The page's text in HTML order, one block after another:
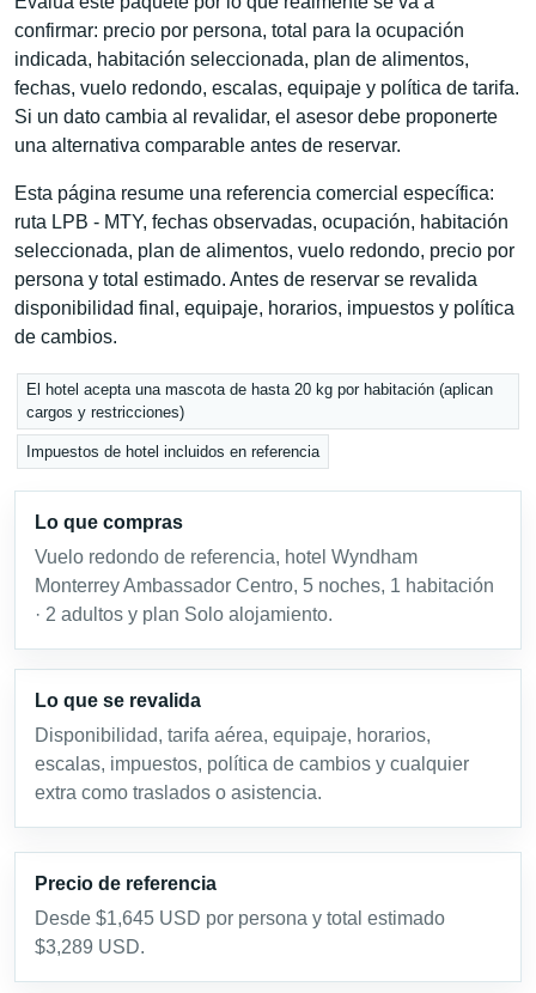
confirmar: precio por persona, total para la ocupación
indicada, habitación seleccionada, plan de alimentos,
fechas, vuelo redondo, escalas, equipaje y política de tarifa.
Si un dato cambia al revalidar, el asesor debe proponerte
una alternativa comparable antes de reservar.
Esta página resume una referencia comercial específica:
ruta LPB - MTY, fechas observadas, ocupación, habitación
seleccionada, plan de alimentos, vuelo redondo, precio por
persona y total estimado. Antes de reservar se revalida
disponibilidad final, equipaje, horarios, impuestos y política
de cambios.
El hotel acepta una mascota de hasta 20 kg por habitación (aplican
cargos y restricciones)
Impuestos de hotel incluidos en referencia
Lo que compras
Vuelo redondo de referencia, hotel Wyndham
Monterrey Ambassador Centro, 5 noches, 1 habitación
· 2 adultos y plan Solo alojamiento.
Lo que se revalida
Disponibilidad, tarifa aérea, equipaje, horarios,
escalas, impuestos, política de cambios y cualquier
extra como traslados o asistencia.
Precio de referencia
Desde $1,645 USD por persona y total estimado
$3,289 USD.